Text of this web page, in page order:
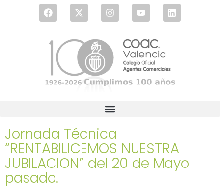
Jornada Técnica
“RENTABILICEMOS NUESTRA
JUBILACION” del 20 de Mayo
pasado.